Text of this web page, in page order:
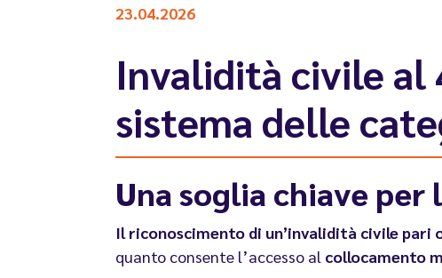
23.04.2026
Invalidità civile al
sistema delle
Una soglia chiave
Il riconoscimento di un’invalidità civile pari
quanto consente l’accesso al collocamento